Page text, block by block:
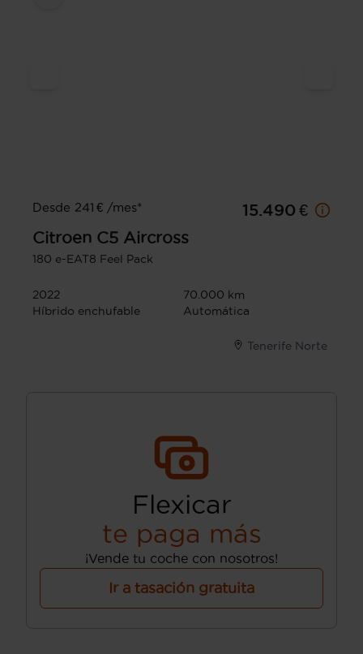
Desde 241 € /mes*
15.490 €
Citroen C5 Aircross
180 e-EAT8 Feel Pack
2022
70.000 km
Híbrido enchufable
Automática
Tenerife Norte
Flexicar
te paga más
¡Vende tu coche con nosotros!
Ir a tasación gratuita